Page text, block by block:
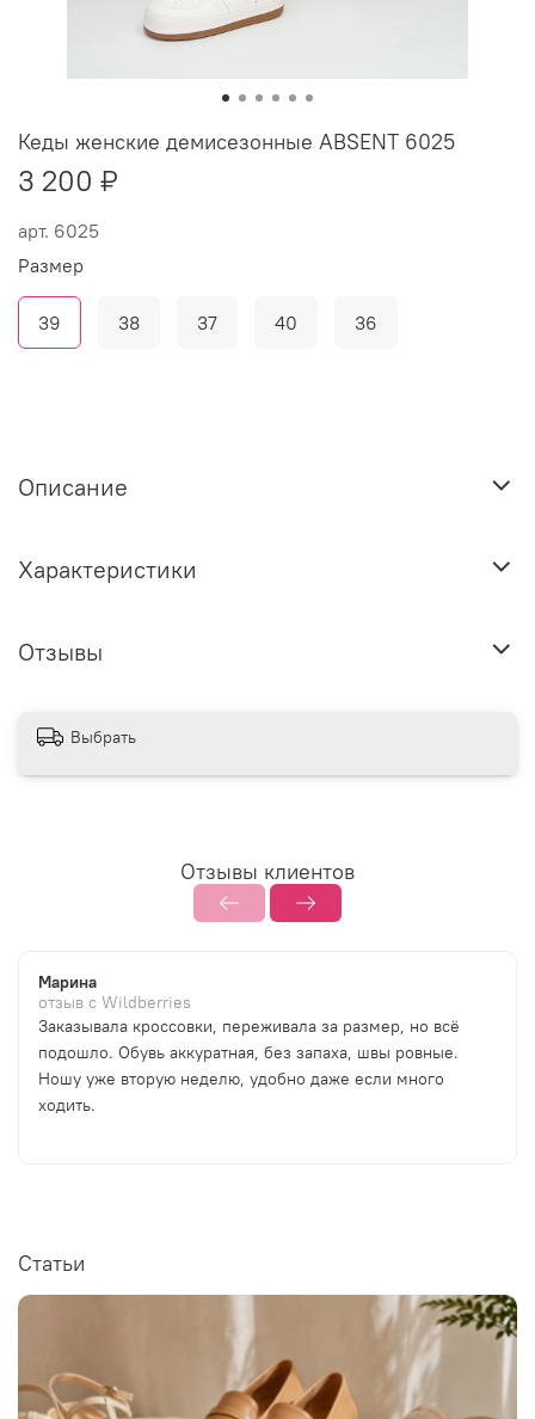
арт. 6025
Кеды женские демисезонные ABSENT 6025
3 200 ₽
Размер
39 38 37 40 36
Описание
Характеристики
Отзывы
Выбрать
Отзывы клиентов
Марина
отзыв с Wildberries
Заказывала кроссовки, переживала за размер, но всё
подошло. Обувь аккуратная, без запаха, швы ровные.
Ношу уже вторую неделю, удобно даже если много
ходить.
Статьи